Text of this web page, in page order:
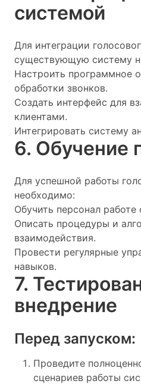
системой
Для интеграции
существующую систему
Настроить программное
обработки звонков.
Создать интерфейс для
клиентами.
Интегрировать систему
6. Обучение
Для успешной работы
необходимо:
Обучить персонал работе
Описать процедуры и
взаимодействия.
Провести регулярные
навыков.
7.
внедрение
Перед запуском:
Проведите
сценариев работы